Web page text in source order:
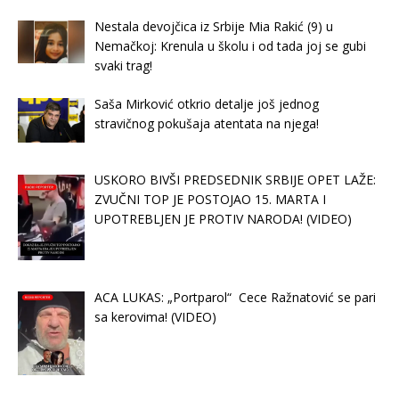
Nestala devojčica iz Srbije Mia Rakić (9) u
Nemačkoj: Krenula u školu i od tada joj se gubi
svaki trag!
Saša Mirković otkrio detalje još jednog
stravičnog pokušaja atentata na njega!
USKORO BIVŠI PREDSEDNIK SRBIJE OPET LAŽE:
ZVUČNI TOP JE POSTOJAO 15. MARTA I
UPOTREBLJEN JE PROTIV NARODA! (VIDEO)
ACA LUKAS: „Portparol“ Cece Ražnatović se pari
sa kerovima! (VIDEO)